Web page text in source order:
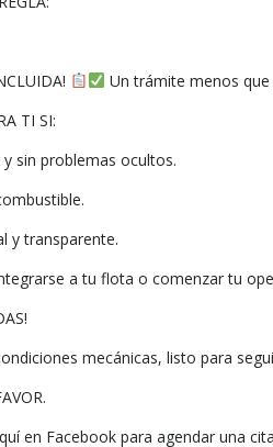
Un trámite menos
TI SI:
sin problemas ocultos.
y transparente.
a tu flota o comenzar tu
mecánicas, listo para
en Facebook para agendar una